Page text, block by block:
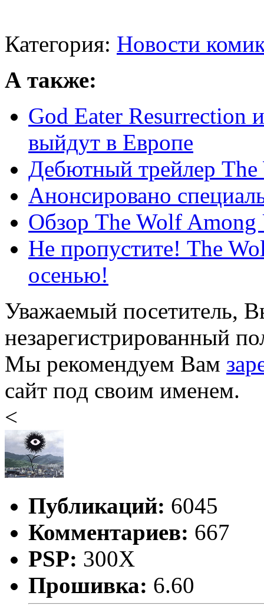
Категория: Новости
А также:
God Eater Resurrection
выйдут в Европе
Дебютный трейлер
Анонсировано
Обзор The Wolf Among
Не пропустите! The
осенью!
Уважаемый посетитель,
незарегистрированный
Мы рекомендуем Вам
сайт под своим именем.
<
Публикаций: 6045
Комментариев: 667
PSP: 300X
Прошивка: 6.60